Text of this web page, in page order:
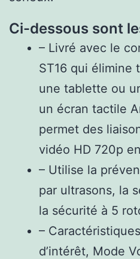
Ci-dessous sont
– Livré avec le
ST16 qui élimine
une tablette ou
un écran tactile
permet des
vidéo HD 720p
– Utilise la
par ultrasons, la
la sécurité à 5
–
d’intérêt, Mode